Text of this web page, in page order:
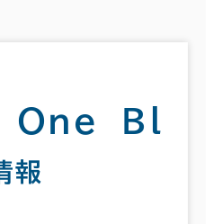
Ｏｎｅ Ｂｌ
報